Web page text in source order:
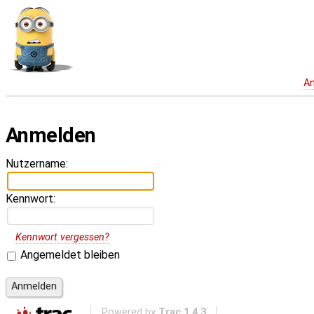
Anmelden
Nutzername:
Kennwort:
Kennwort vergessen?
Angemeldet bleiben